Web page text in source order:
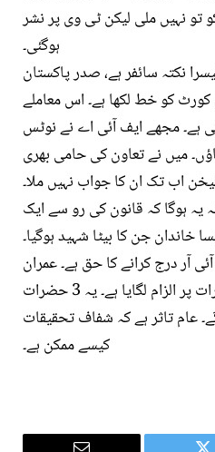
تو نہیں ملی لیکن ٹی وی پر نشر
ہوگئی۔
نکتہ سائفر ہے، صدر پاکستان
کو خط لکھا ہے۔ اس معاملے
ہے۔ مجھے ایف آئی اے نے نوٹس
میں نے تعاون کی حامی بھری
اب تک ان کا جواب نہیں ملا۔
یہ ہوگا کہ قانون کی رو سے ایک
خاندان جن کا بیٹا شہید ہوگیا۔
آر درج کرانے کا حق ہے۔ عمران
خان نے اپنے بیان میں 3 حضرات پر الزام لگایا ہے۔ یہ 3 حضرات
عام تاثر ہے کہ شفاف تحقیقات
کیسے ممکن ہے۔